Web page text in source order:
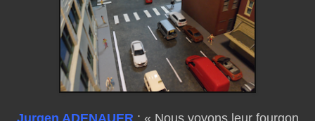
Jurgen ADENAUER : « Nous voyons leur fourgon